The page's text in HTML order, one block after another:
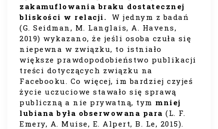
zakamuflowania braku dostatecznej
bliskości w relacji. W jednym z badań
(G. Seidman, M. Langlais, A. Havens,
2019) wykazano, że jeśli osoba czuła się
niepewna w związku, to istniało
większe prawdopodobieństwo publikacji
treści dotyczących związku na
Facebooku. Co więcej, im bardziej czyjeś
życie uczuciowe stawało się sprawą
publiczną a nie prywatną, tym mniej
lubiana była obserwowana para (L. F.
Emery, A. Muise, E. Alpert, B. Le, 2015).